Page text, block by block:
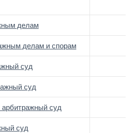
делам
делам и спорам
суд
суд
суд
суд